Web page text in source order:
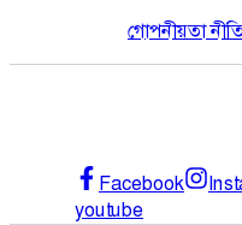
গোপনীয়তা
Facebook
youtube